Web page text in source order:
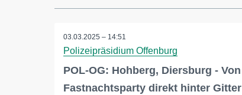
03.03.2025 – 14:51
Polizeipräsidium Offenburg
POL-OG: Hohberg, Diersburg - Von
Fastnachtsparty direkt hinter Gitter